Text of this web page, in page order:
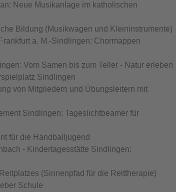
Neue Musikanlage im katholischen
Bildung (Musikwagen und Kleininstrumente)
a. M.-Sindlingen: Chormappen
Vom Samen bis zum Teller - Natur erleben
Sindlingen
von Mitgliedern und Übungsleitern mit
Sindlingen: Tageslichtbeamer für
für die Handballjugend
- Kindertagesstätte Sindlingen:
(Sinnenpfad für die Reittherapie)
Schule